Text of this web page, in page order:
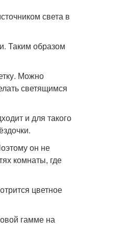
света в
Таким образом
Можно
светящимся
и для такого
он не
комнаты, где
цветное
гамме на